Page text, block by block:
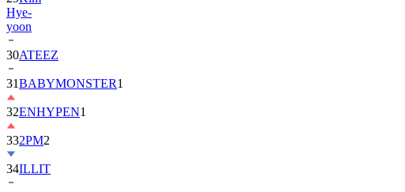
Hye-
yoon
30ATEEZ
31BABYMONSTER1
32ENHYPEN1
332PM2
34ILLIT